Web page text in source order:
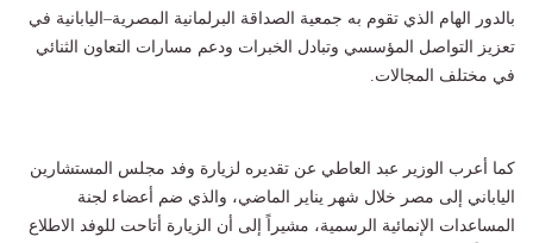
بالدور الهام الذي تقوم به جمعية الصداقة البرلمانية المصرية–اليابانية في
تعزيز التواصل المؤسسي وتبادل الخبرات ودعم مسارات التعاون الثنائي
في مختلف المجالات.
كما أعرب الوزير عبد العاطي عن تقديره لزيارة وفد مجلس المستشارين
الياباني إلى مصر خلال شهر يناير الماضي، والذي ضم أعضاء لجنة
المساعدات الإنمائية الرسمية، مشيراً إلى أن الزيارة أتاحت للوفد الاطلاع